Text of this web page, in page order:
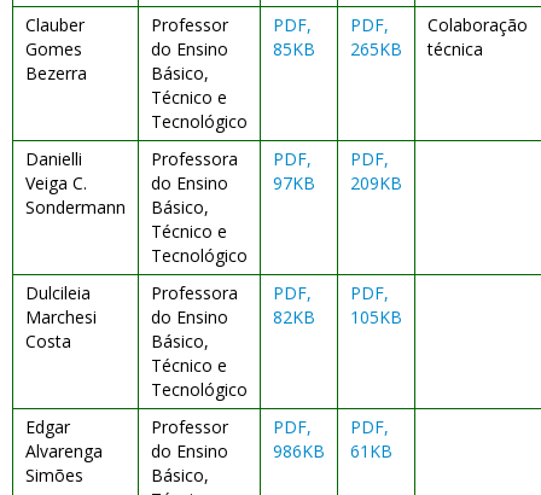
Clauber
Gomes
Bezerra
Professor
do Ensino
Básico,
Técnico e
Tecnológico
PDF,
85KB
PDF,
265KB
Colaboração
técnica
Danielli
Veiga C.
Sondermann
Professora
do Ensino
Básico,
Técnico e
Tecnológico
PDF,
97KB
PDF,
209KB
Dulcileia
Marchesi
Costa
Professora
do Ensino
Básico,
Técnico e
Tecnológico
PDF,
82KB
PDF,
105KB
Edgar
Alvarenga
Simões
Professor
do Ensino
Básico,
PDF,
986KB
PDF,
61KB